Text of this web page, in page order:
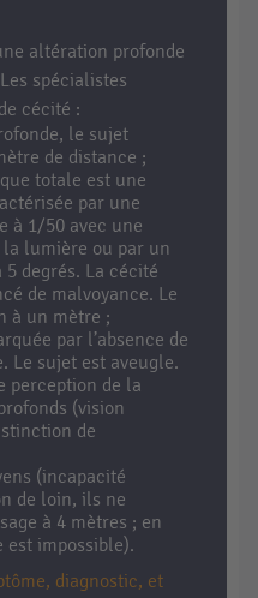
altération profonde
spécialistes
cécité :
le sujet
de distance ;
totale est une
par une
à 1/50 avec une
la lumière ou par un
degrés. La cécité
de malvoyance. Le
à un mètre ;
par l’absence de
Le sujet est aveugle.
perception de la
(vision
de
(incapacité
de loin, ils ne
à 4 mètres ; en
est impossible).
diagnostic, et